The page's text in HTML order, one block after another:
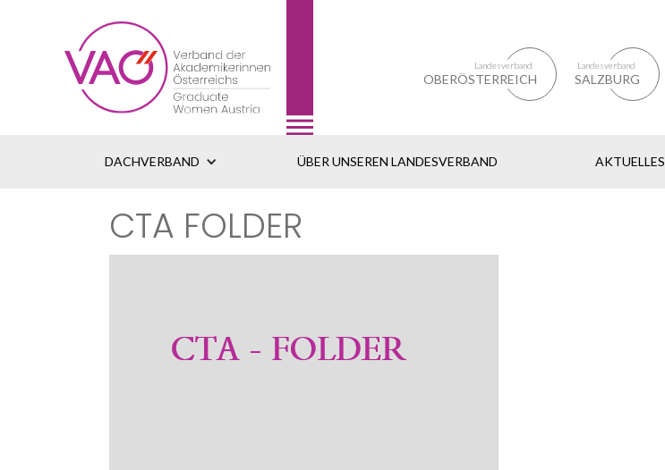
Landesverband
OBERÖSTERREICH
Landesverband
SALZBURG
DACHVERBAND ÜBER UNSEREN LANDESVERBAND AKTUELLES
CTA FOLDER